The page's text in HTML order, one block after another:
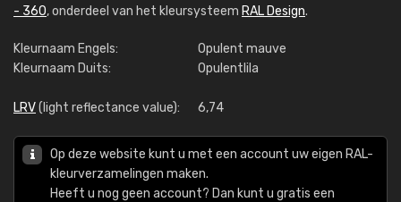
- 360, onderdeel van het kleursysteem RAL Design.
Kleurnaam Engels:
Opulent mauve
Kleurnaam Duits:
Opulentlila
LRV(light reflectance value): 6,74
Op deze website kunt u met een account uw eigen RAL-
kleurverzamelingen maken.
Heeft u nog geen account? Dan kunt u gratis een